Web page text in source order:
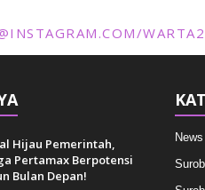
Hijau Pemerintah,
Pertamax Berpotensi
Bulan Depan!
News